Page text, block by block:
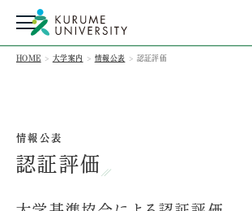
HOME 大学案内 情報公表 認証評価
情報公表
認証評価